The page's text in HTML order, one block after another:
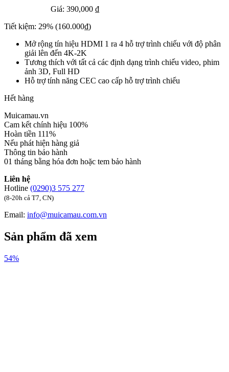
Giá: 390,000 ₫
Tiết kiệm: 29% (160.000₫)
Mở rộng tín hiệu HDMI 1 ra 4 hỗ trợ trình chiếu với độ phân
giải lên đến 4K-2K
Tương thích với tất cả các định dạng trình chiếu video, phim
ảnh 3D, Full HD
Hỗ trợ tính năng CEC cao cấp hỗ trợ trình chiếu
Hết hàng
Muicamau.vn
Cam kết chính hiệu 100%
Hoàn tiền 111%
Nếu phát hiện hàng giả
Thông tin bảo hành
01 tháng bằng hóa đơn hoặc tem bảo hành
Liên hệ
Hotline (0290)3 575 277
(8-20h cả T7, CN)
Email: info@muicamau.com.vn
Sản phẩm đã xem
54%